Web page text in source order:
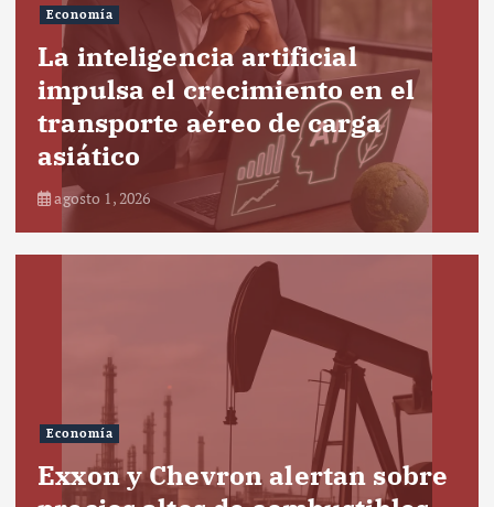
Economía
La inteligencia artificial
impulsa el crecimiento en el
transporte aéreo de carga
asiático
agosto 1, 2026
Economía
Exxon y Chevron alertan sobre